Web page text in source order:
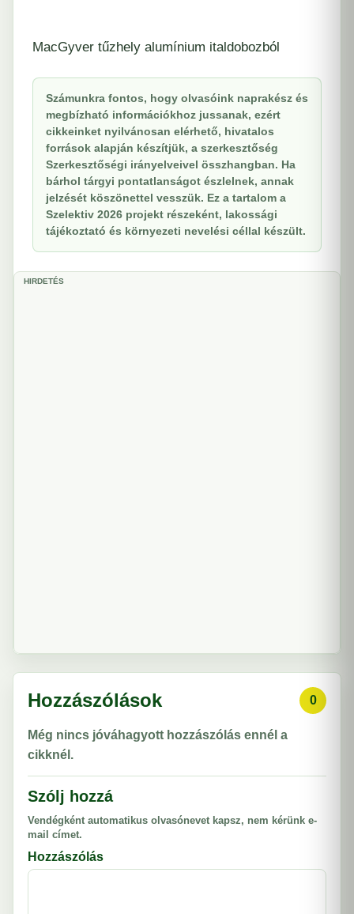
MacGyver tűzhely alumínium italdobozból
Számunkra fontos, hogy olvasóink naprakész és
megbízható információkhoz jussanak, ezért
cikkeinket nyilvánosan elérhető, hivatalos
források alapján készítjük, a szerkesztőség
Szerkesztőségi irányelveivel összhangban. Ha
bárhol tárgyi pontatlanságot észlelnek, annak
jelzését köszönettel vesszük. Ez a tartalom a
Szelektiv 2026 projekt részeként, lakossági
tájékoztató és környezeti nevelési céllal készült.
HIRDETÉS
Hozzászólások 0
Még nincs jóváhagyott hozzászólás ennél a
cikknél.
Szólj hozzá
Vendégként automatikus olvasónevet kapsz, nem kérünk e-
mail címet.
Hozzászólás